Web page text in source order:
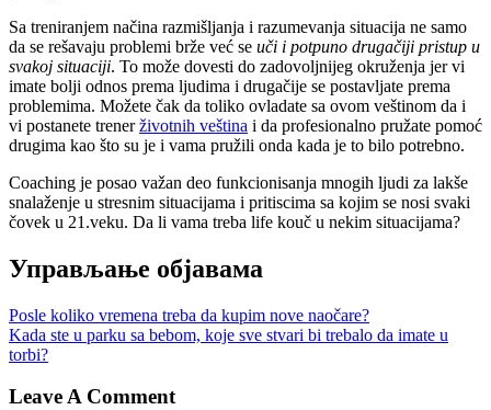
Sa treniranjem načina razmišljanja i razumevanja situacija ne samo
da se rešavaju problemi brže već se uči i potpuno drugačiji pristup u
svakoj situaciji. To može dovesti do zadovoljnijeg okruženja jer vi
imate bolji odnos prema ljudima i drugačije se postavljate prema
problemima. Možete čak da toliko ovladate sa ovom veštinom da i
vi postanete trenerživotnih veština i da profesionalno pružate pomoć
drugima kao što su je i vama pružili onda kada je to bilo potrebno.
Coaching je posao važan deo funkcionisanja mnogih ljudi za lakše
snalaženje u stresnim situacijama i pritiscima sa kojim se nosi svaki
čovek u 21.veku. Da li vama treba life kouč u nekim situacijama?
Управљање објавама
Posle koliko vremena treba da kupim nove naočare?
Kada ste u parku sa bebom, koje sve stvari bi trebalo da imate u
torbi?
Leave A Comment